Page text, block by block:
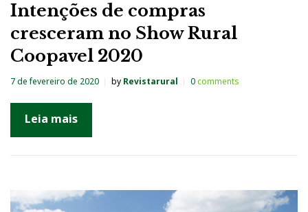
Intenções de compras
cresceram no Show Rural
Coopavel 2020
7 de fevereiro de 2020 by Revistarural 0comments
Leia mais